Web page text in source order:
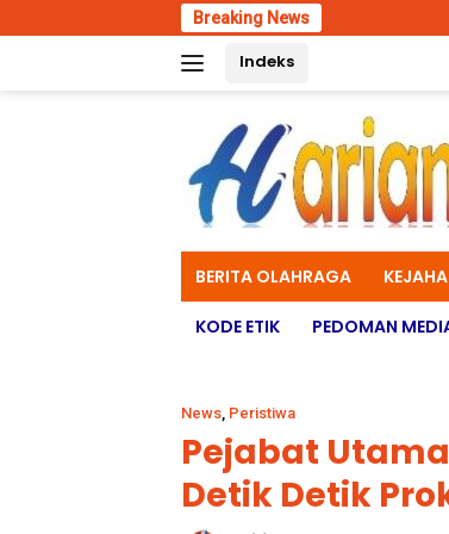
to
Breaking News
Indeks
BERITA OLAHRAGA
KODE ETIK PEDOMAN
News, Peristiwa
Pejabat
Detik Detik